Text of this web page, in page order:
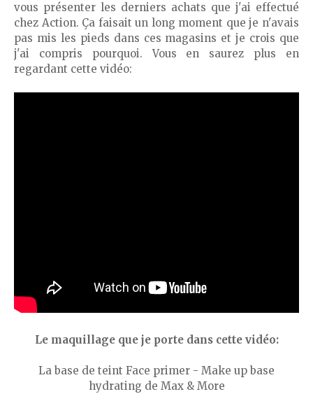
vous présenter les derniers achats que j'ai effectué
chez Action. Ça faisait un long moment que je n'avais
pas mis les pieds dans ces magasins et je crois que
j'ai compris pourquoi. Vous en saurez plus en
regardant cette vidéo:
Le maquillage que je porte dans cette vidéo:
La base de teint Face primer - Make up base
hydrating de Max & More